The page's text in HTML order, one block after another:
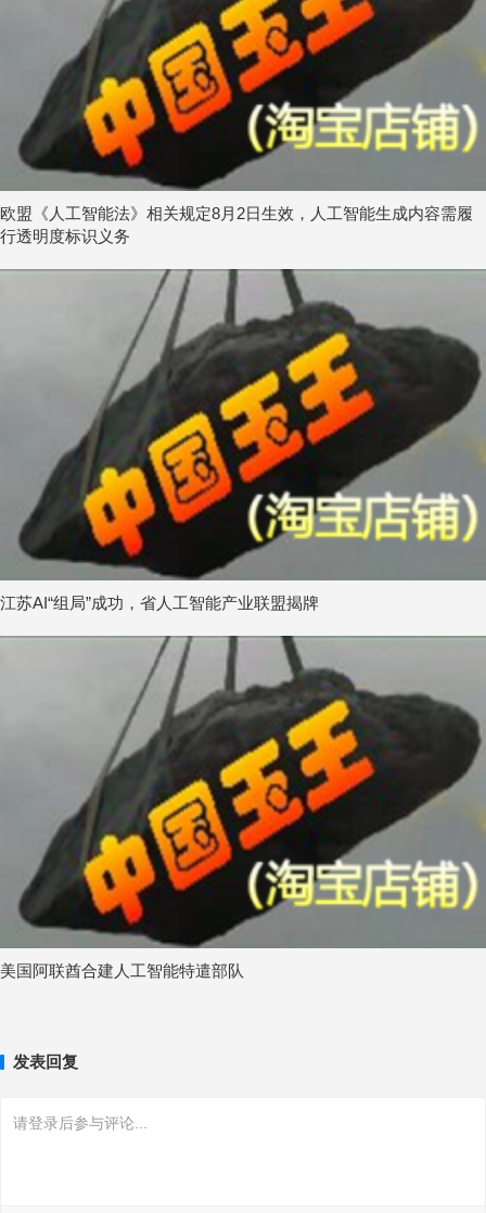
欧盟《人工智能法》相关规定8月2日生效，人工智能生成内容需履
行透明度标识义务
江苏AI“组局”成功，省人工智能产业联盟揭牌
美国阿联酋合建人工智能特遣部队
发表回复
请登录后参与评论...